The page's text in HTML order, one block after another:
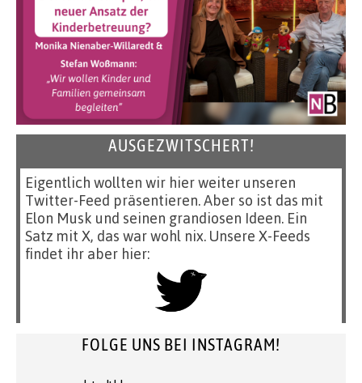
AUSGEZWITSCHERT!
Eigentlich wollten wir hier weiter unseren
Twitter-Feed präsentieren. Aber so ist das mit
Elon Musk und seinen grandiosen Ideen. Ein
Satz mit X, das war wohl nix. Unsere X-Feeds
findet ihr aber hier:
FOLGE UNS BEI INSTAGRAM!